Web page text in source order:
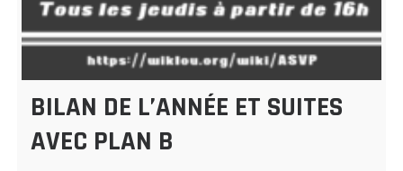
BILAN DE L’ANNÉE ET SUITES
AVEC PLAN B